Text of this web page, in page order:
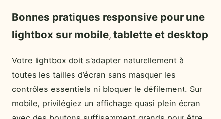
Bonnes pratiques responsive pour une
lightbox sur mobile, tablette et desktop
Votre lightbox doit s’adapter naturellement à
toutes les tailles d’écran sans masquer les
contrôles essentiels ni bloquer le défilement. Sur
mobile, privilégiez un affichage quasi plein écran